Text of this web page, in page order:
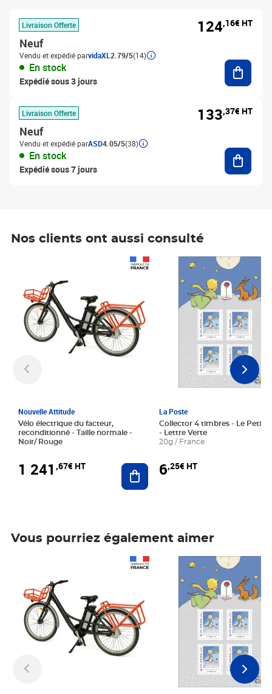
Livraison Offerte
Neuf
Vendu et expédié parvidaXL 2.79/5(14)
En stock
Expédié sous 3 jours
124,16€ HT
Livraison Offerte
Neuf
Vendu et expédié parASD4.05/5(38)
En stock
Expédié sous 7 jours
133,37€ HT
Nos clients ont aussi consulté
Nouvelle Attitude
Vélo électrique du facteur,
reconditionné - Taille normale -
Noir/ Rouge
1 241 ,67€ HT Ajouter au panier
La Poste
Collector 4 timbres - Le Petit
- Lettre Verte
20g / France
6,25€ HT
Prix 6,25€ HT
Vous pourriez également aimer
Prix 6,25€ HT